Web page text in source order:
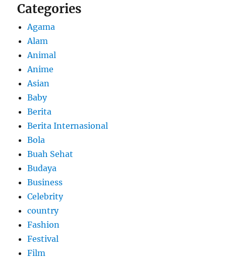
Categories
Agama
Alam
Animal
Anime
Asian
Baby
Berita
Berita Internasional
Bola
Buah Sehat
Budaya
Business
Celebrity
country
Fashion
Festival
Film